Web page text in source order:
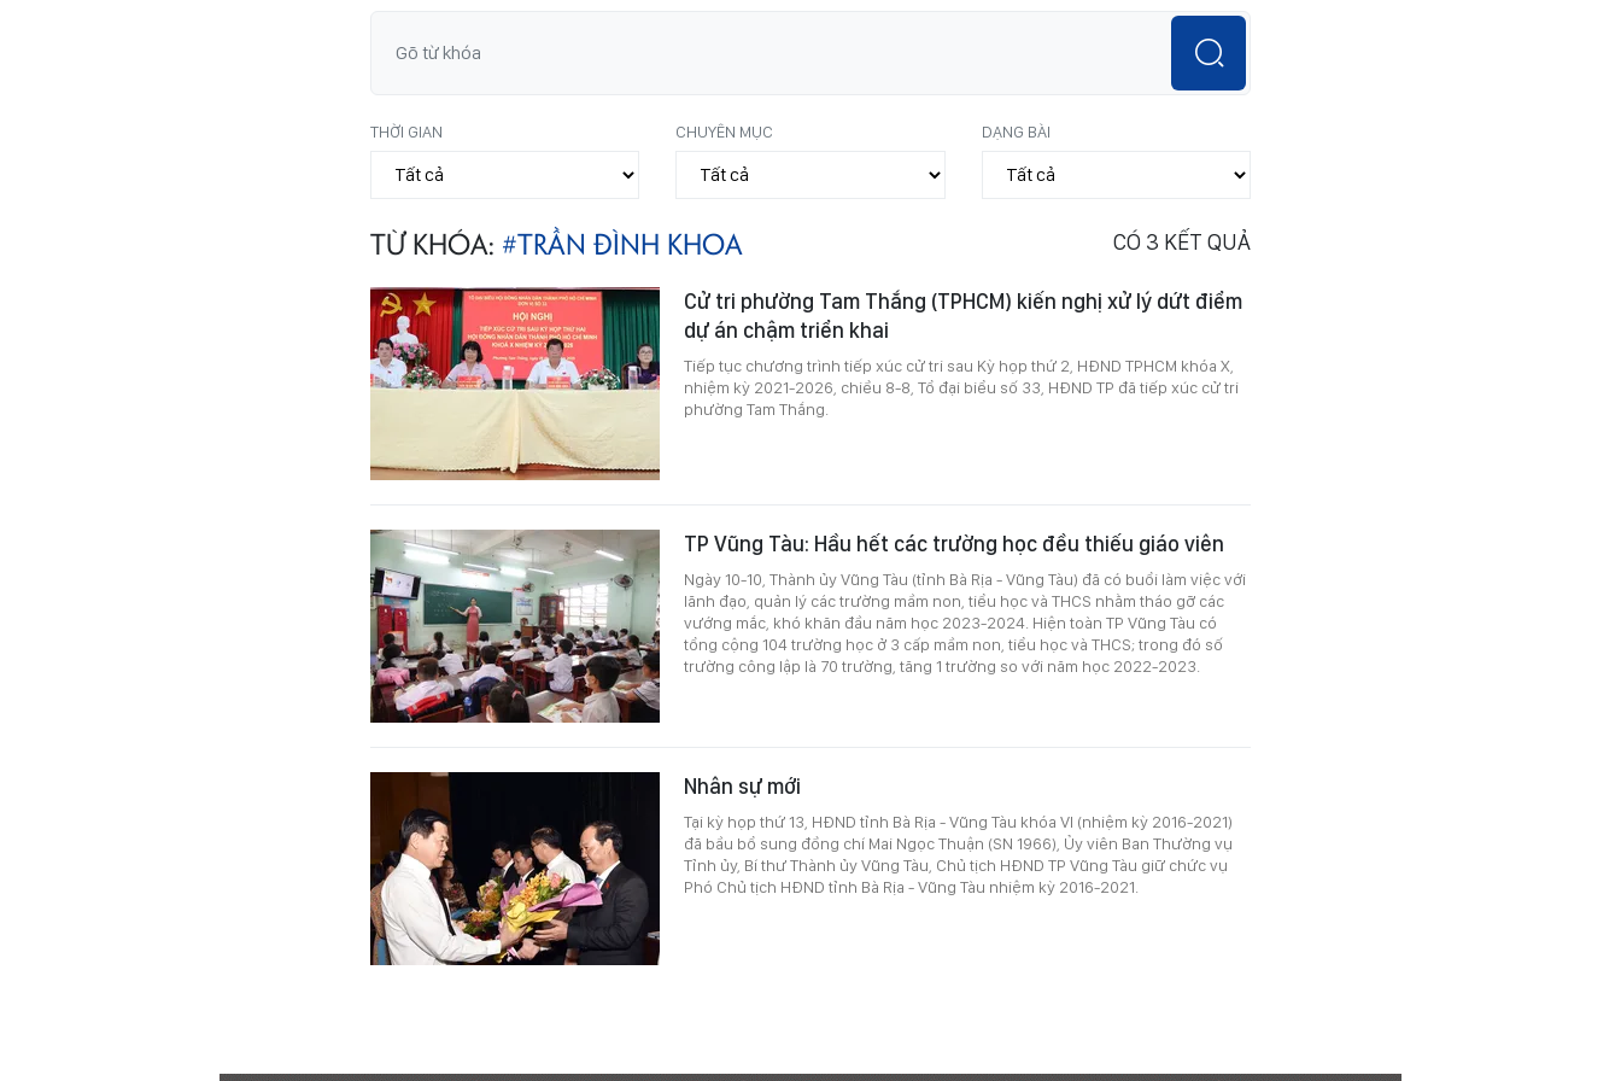
THỜI GIAN CHUYÊN MỤC DẠNG BÀI
TỪ KHÓA: #TRẦN ĐÌNH KHOA CÓ 3 KẾT QUẢ
Cử tri phường Tam Thắng (TPHCM) kiến nghị xử lý dứt điểm
dự án chậm triển khai
Tiếp tục chương trình tiếp xúc cử tri sau Kỳ họp thứ 2, HĐND TPHCM khóa X,
nhiệm kỳ 2021-2026, chiều 8-8, Tổ đại biểu số 33, HĐND TP đã tiếp xúc cử tri
phường Tam Thắng.
TP Vũng Tàu: Hầu hết các trường học đều thiếu giáo viên
Ngày 10-10, Thành ủy Vũng Tàu (tỉnh Bà Rịa - Vũng Tàu) đã có buổi làm việc với
lãnh đạo, quản lý các trường mầm non, tiểu học và THCS nhằm tháo gỡ các
vướng mắc, khó khăn đầu năm học 2023-2024. Hiện toàn TP Vũng Tàu có
tổng cộng 104 trường học ở 3 cấp mầm non, tiểu học và THCS; trong đó số
trường công lập là 70 trường, tăng 1 trường so với năm học 2022-2023.
Nhân sự mới
Tại kỳ họp thứ 13, HĐND tỉnh Bà Rịa - Vũng Tàu khóa VI (nhiệm kỳ 2016-2021)
đã bầu bổ sung đồng chí Mai Ngọc Thuận (SN 1966), Ủy viên Ban Thường vụ
Tỉnh ủy, Bí thư Thành ủy Vũng Tàu, Chủ tịch HĐND TP Vũng Tàu giữ chức vụ
Phó Chủ tịch HĐND tỉnh Bà Rịa - Vũng Tàu nhiệm kỳ 2016-2021.